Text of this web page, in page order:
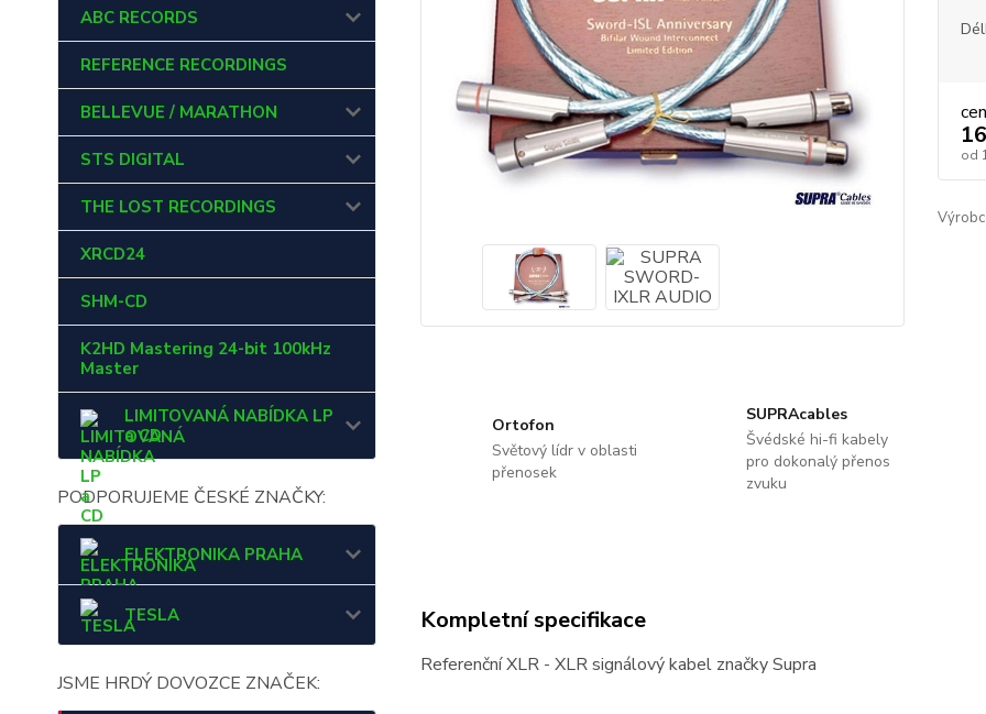
ABC RECORDS
REFERENCE RECORDINGS
BELLEVUE / MARATHON
STS DIGITAL
THE LOST RECORDINGS
XRCD24
SHM-CD
K2HD Mastering 24-bit 100kHz
Master
LIMITOVANÁ NABÍDKA LP
a CD
PODPORUJEME ČESKÉ ZNAČKY:
ELEKTRONIKA PRAHA
TESLA
JSME HRDÝ DOVOZCE ZNAČEK:
od
Ortofon
Světový lídr v oblasti
přenosek
SUPRAcables
Švédské hi-fi kabely
pro dokonalý přenos
zvuku
Kompletní specifikace
Referenční XLR - XLR signálový kabel značky Supra